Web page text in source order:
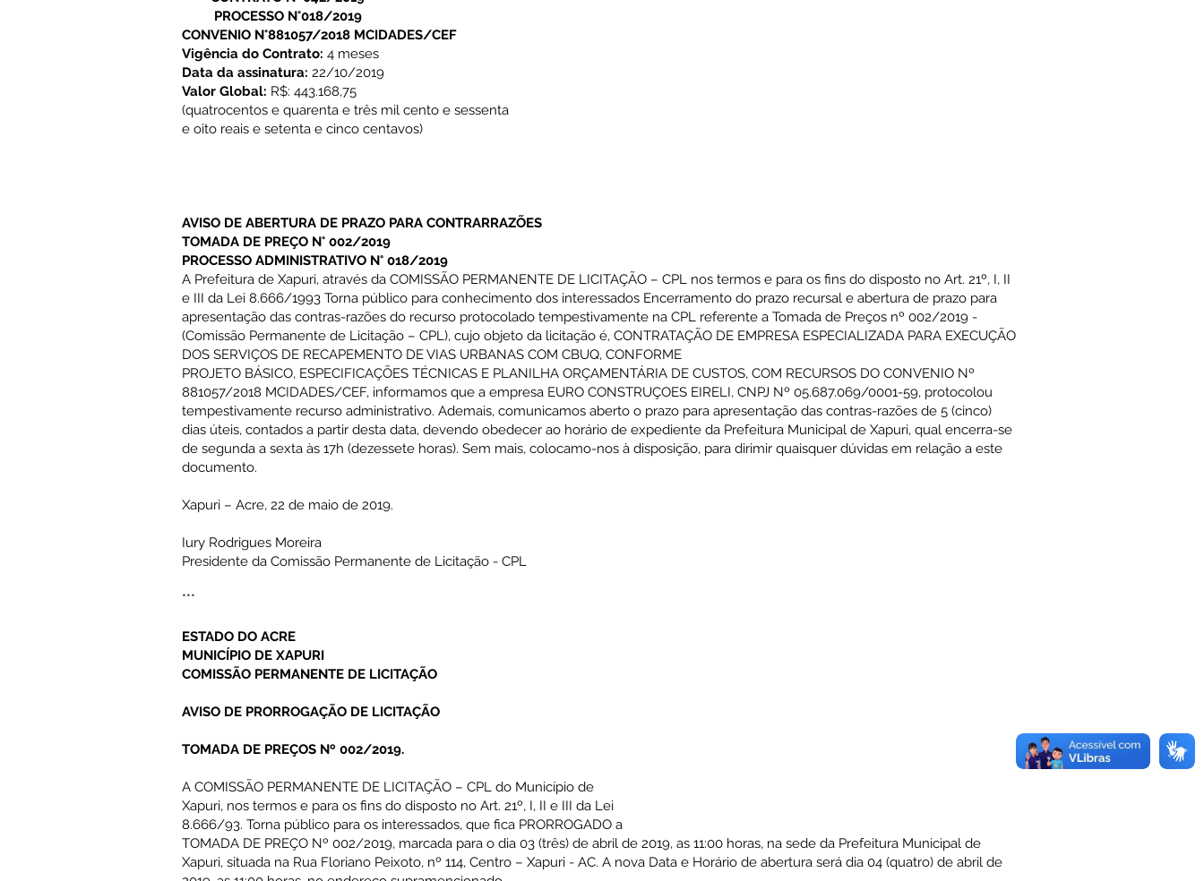
PROCESSO N°018/2019
CONVENIO N°881057/2018 MCIDADES/CEF
Vigência do Contrato: 4 meses
Data da assinatura: 22/10/2019
Valor Global: R$: 443.168,75
(quatrocentos e quarenta e três mil cento e sessenta
e oito reais e setenta e cinco centavos)
AVISO DE ABERTURA DE PRAZO PARA CONTRARRAZÕES
TOMADA DE PREÇO N° 002/2019
PROCESSO ADMINISTRATIVO N° 018/2019
A Prefeitura de Xapuri, através da COMISSÃO PERMANENTE DE LICITAÇÃO – CPL nos termos e para os fins do disposto no Art. 21º, I, II
e III da Lei 8.666/1993 Torna público para conhecimento dos interessados Encerramento do prazo recursal e abertura de prazo para
apresentação das contras-razões do recurso protocolado tempestivamente na CPL referente a Tomada de Preços nº 002/2019 -
(Comissão Permanente de Licitação – CPL), cujo objeto da licitação é, CONTRATAÇÃO DE EMPRESA ESPECIALIZADA PARA EXECUÇÃO
DOS SERVIÇOS DE RECAPEMENTO DE VIAS URBANAS COM CBUQ, CONFORME
PROJETO BÁSICO, ESPECIFICAÇÕES TÉCNICAS E PLANILHA ORÇAMENTÁRIA DE CUSTOS, COM RECURSOS DO CONVENIO Nº
881057/2018 MCIDADES/CEF, informamos que a empresa EURO CONSTRUÇOES EIRELI, CNPJ Nº 05.687.069/0001-59, protocolou
tempestivamente recurso administrativo. Ademais, comunicamos aberto o prazo para apresentação das contras-razões de 5 (cinco)
dias úteis, contados a partir desta data, devendo obedecer ao horário de expediente da Prefeitura Municipal de Xapuri, qual encerra-se
de segunda a sexta às 17h (dezessete horas). Sem mais, colocamo-nos à disposição, para dirimir quaisquer dúvidas em relação a este
documento.
Xapuri – Acre, 22 de maio de 2019.
Iury Rodrigues Moreira
Presidente da Comissão Permanente de Licitação - CPL
***
ESTADO DO ACRE
MUNICÍPIO DE XAPURI
COMISSÃO PERMANENTE DE LICITAÇÃO
AVISO DE PRORROGAÇÃO DE LICITAÇÃO
TOMADA DE PREÇOS Nº 002/2019.
A COMISSÃO PERMANENTE DE LICITAÇÃO – CPL do Município de
Xapuri, nos termos e para os fins do disposto no Art. 21º, I, II e III da Lei
8.666/93. Torna público para os interessados, que fica PRORROGADO a
TOMADA DE PREÇO Nº 002/2019, marcada para o dia 03 (três) de abril de 2019, as 11:00 horas, na sede da Prefeitura Municipal de
Xapuri, situada na Rua Floriano Peixoto, nº 114, Centro – Xapuri - AC. A nova Data e Horário de abertura será dia 04 (quatro) de abril de